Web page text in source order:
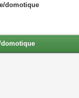
domotique